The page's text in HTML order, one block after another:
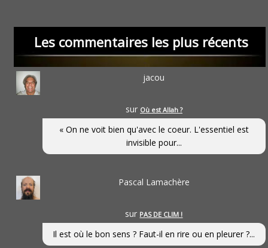
Les commentaires les plus récents
jacou
sur Où est Allah ?
« On ne voit bien qu'avec le coeur. L'essentiel est
invisible pour...
Pascal Lamachère
sur PAS DE CLIM !
Il est où le bon sens ? Faut-il en rire ou en pleurer ?...